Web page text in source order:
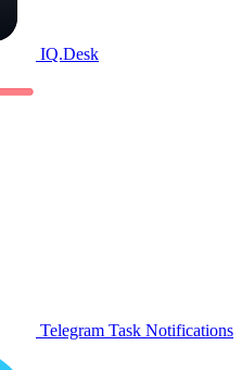
IQ.Desk
Telegram Task Notifications